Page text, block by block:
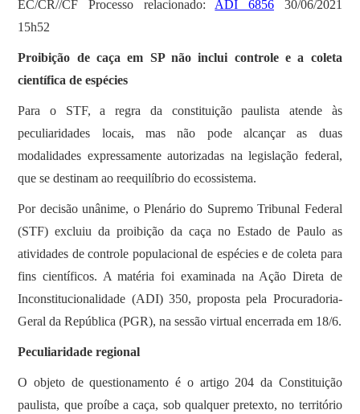
EC/CR//CF Processo relacionado: ADI 685630/06/2021
15h52
Proibição de caça em SP não inclui controle e a coleta
científica de espécies
Para o STF, a regra da constituição paulista atende às
peculiaridades locais, mas não pode alcançar as duas
modalidades expressamente autorizadas na legislação federal,
que se destinam ao reequilíbrio do ecossistema.
Por decisão unânime, o Plenário do Supremo Tribunal Federal
(STF) excluiu da proibição da caça no Estado de Paulo as
atividades de controle populacional de espécies e de coleta para
fins científicos. A matéria foi examinada na Ação Direta de
Inconstitucionalidade (ADI) 350, proposta pela Procuradoria-
Geral da República (PGR), na sessão virtual encerrada em 18/6.
Peculiaridade regional
O objeto de questionamento é o artigo 204 da Constituição
paulista, que proíbe a caça, sob qualquer pretexto, no território